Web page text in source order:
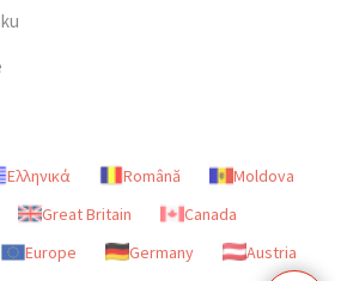
Ελληνικά Română
Moldova
Great Britain
Canada
Europe Germany
Austria